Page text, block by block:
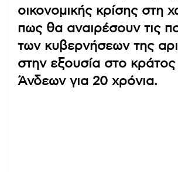
οικονομικής κρίσης στη
πως θα αναιρέσουν τις
των κυβερνήσεων της
στην εξουσία στο
Άνδεων για 20 χρόνια.